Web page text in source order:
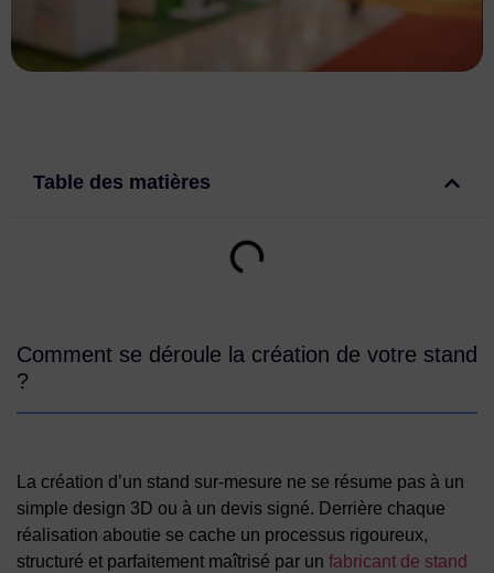
Table des matières
Comment se déroule la création de votre stand
?
La création d’un stand sur-mesure ne se résume pas à un
simple design 3D ou à un devis signé. Derrière chaque
réalisation aboutie se cache un processus rigoureux,
structuré et parfaitement maîtrisé par un fabricant de stand